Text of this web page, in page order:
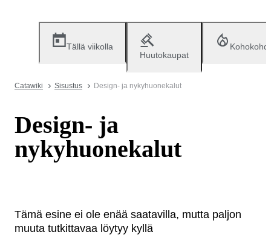
Tällä viikolla
Huutokaupat
Catawiki Sisustus Design- ja nykyhuonekalut
Design- ja
nykyhuonekalut
Tämä esine ei ole enää saatavilla, mutta paljon
muuta tutkittavaa löytyy kyllä